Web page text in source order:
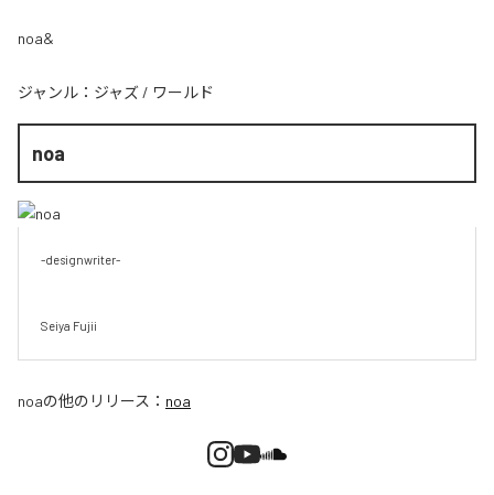
noa&
ジャンル： ジャズ / ワールド
noa
-designwriter-
Seiya Fujii
noaの他のリリース： noa